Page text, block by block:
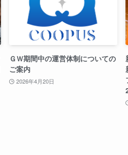
ＧＷ期間中の運営体制についての
ご案内
2026年4月20日